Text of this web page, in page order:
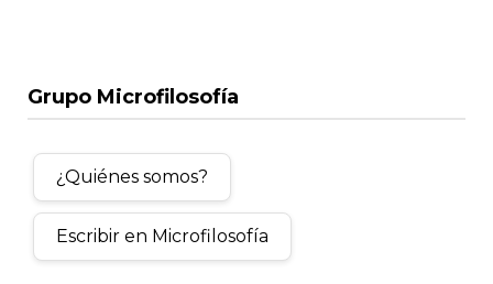
Grupo Microfilosofía
¿Quiénes somos?
Escribir en Microfilosofía